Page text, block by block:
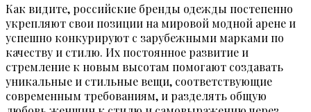
Как видите, российские бренды одежды постепенно
укрепляют свои позиции на мировой модной арене и
успешно конкурируют с зарубежными марками по
качеству и стилю. Их постоянное развитие и
стремление к новым высотам помогают создавать
уникальные и стильные вещи, соответствующие
современным требованиям, и разделять общую